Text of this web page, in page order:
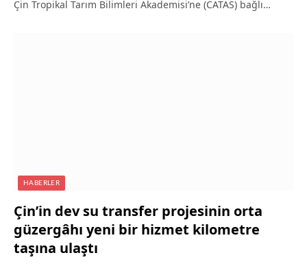
Çin Tropikal Tarım Bilimleri Akademisi’ne (CATAS) bağlı…
HABERLER
Çin’in dev su transfer projesinin orta
güzergâhı yeni bir hizmet kilometre
taşına ulaştı